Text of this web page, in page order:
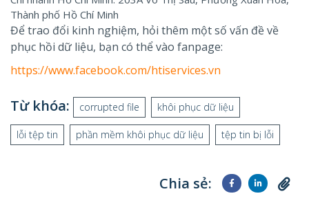
Thành phố Hồ Chí Minh
Để trao đổi kinh nghiệm, hỏi thêm một số vấn đề về
phục hồi dữ liệu, bạn có thể vào fanpage:
https://www.facebook.com/htiservices.vn
Từ khóa: corrupted file khôi phục dữ liệu
lỗi tệp tin phần mềm khôi phục dữ liệu tệp tin bị lỗi
Chia sẻ: